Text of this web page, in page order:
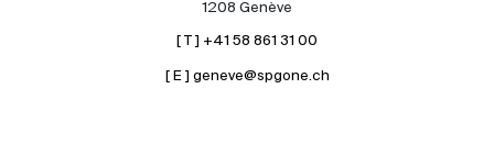
1208 Genève
[ T ] +41 58 861 31 00
[ E ] geneve@spgone.ch